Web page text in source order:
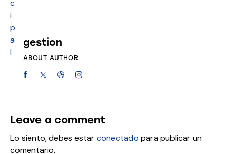
c
i
p
a
l
gestion
ABOUT AUTHOR
Leave a comment
Lo siento, debes estarconectado para publicar un
comentario.